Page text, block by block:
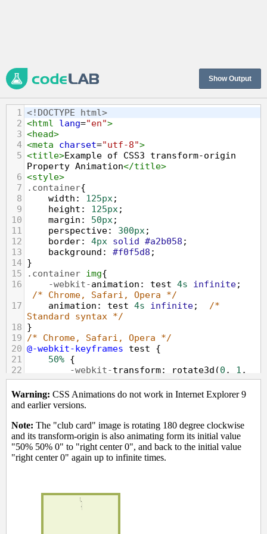
Show Output
1 <!DOCTYPE html>
2 <html lang="en">
3 <head>
4 <meta charset="utf-8">
5 <title>Example of CSS3 transform-origin
Property Animation</title>
6 <style>
7
.container{
8
width : 125px;
9
height : 125px;
10
margin : 50px;
11
perspective: 300px;
12
border: 4px solid #a2b058 ;
13
background : #f0f5d8 ;
14 }
15
.container img{
16
-webkit-animation : test 4s infinite;
/* Chrome, Safari, Opera */
17
animation : test 4s infinite; /*
Standard syntax */
18 }
19 /* Chrome, Safari, Opera */
20 @-webkit-keyframes test {
21
50% {
22
-webkit-transform: rotate3d (0 , 1
0, -180deg); /* Chrome, Safari, Opera */
23
-webkit-transform-origin: right
center 0;
25 }
26 /* Standard syntax */
27 @keyframes test {
28
50% {
}